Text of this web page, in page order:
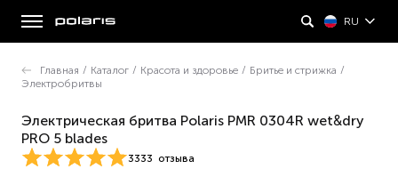
RU
Главная / Каталог / Красота и здоровье / Бритье и стрижка /
Электробритвы
Электрическая бритва Polaris PMR 0304R wet&dry
PRO 5 blades
3333 отзыва